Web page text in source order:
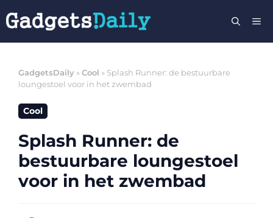
naar
de
GadgetsDaily »Cool » Splash Runner: de bestuurbare
loungestoel voor in het zwembad
Cool
Splash Runner: de
bestuurbare loungestoel
voor in het zwembad